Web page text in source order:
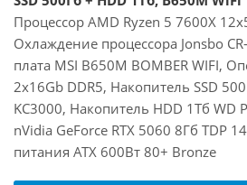
Процессор AMD Ryzen 5 7600X
Охлаждение процессора Jonsbo
плата MSI B650M BOMBER WIFI,
2x16Gb DDR5, Накопитель SSD
KC3000, Накопитель HDD 1Тб WD
nVidia GeForce RTX 5060 8Гб TDP
питания ATX 600Вт 80+ Bronze